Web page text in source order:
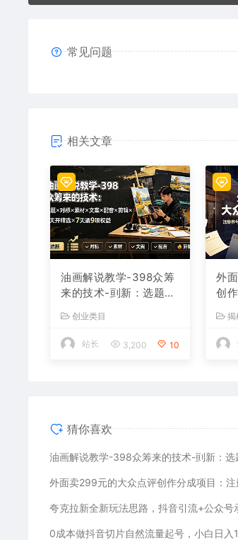
常见问题
相关文章
油画解说教学-398众筹
来的技术-刯新：选题×
剪辑×2天开精选×7天通
9项权益
创业类目
站长 3,200 10
外
创
×AI
益
揭
猜你喜欢